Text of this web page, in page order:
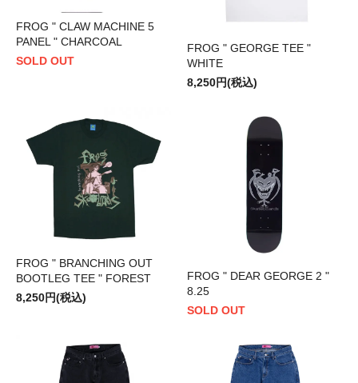
FROG " CLAW MACHINE 5
PANEL " CHARCOAL
SOLD OUT
FROG " GEORGE TEE "
WHITE
8,250円(税込)
FROG " BRANCHING OUT
BOOTLEG TEE " FOREST
8,250円(税込)
FROG " DEAR GEORGE 2 "
8.25
SOLD OUT